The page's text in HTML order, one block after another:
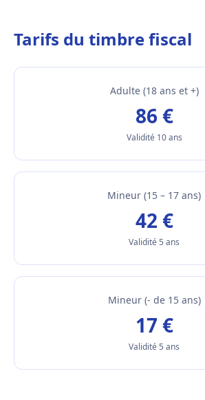
Tarifs du timbre fiscal
Adulte (18 ans et +)
86 €
Validité 10 ans
Mineur (15 – 17 ans)
42 €
Validité 5 ans
Mineur (- de 15 ans)
17 €
Validité 5 ans